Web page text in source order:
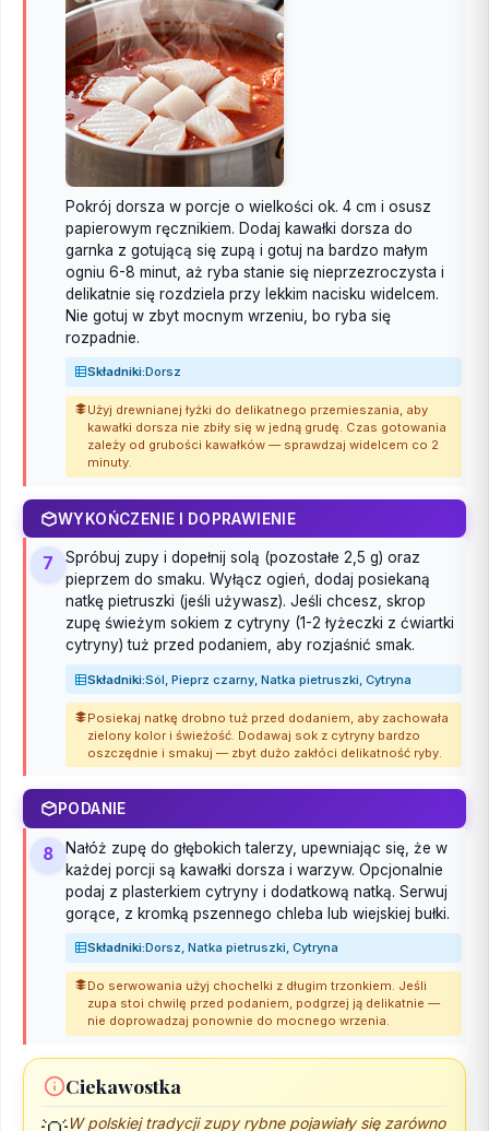
Pokrój dorsza w porcje o wielkości ok. 4 cm i osusz
papierowym ręcznikiem. Dodaj kawałki dorsza do
garnka z gotującą się zupą i gotuj na bardzo małym
ogniu 6-8 minut, aż ryba stanie się nieprzezroczysta i
delikatnie się rozdziela przy lekkim nacisku widelcem.
Nie gotuj w zbyt mocnym wrzeniu, bo ryba się
rozpadnie.
Składniki:Dorsz
Użyj drewnianej łyżki do delikatnego przemieszania, aby
kawałki dorsza nie zbiły się w jedną grudę. Czas gotowania
zależy od grubości kawałków — sprawdzaj widelcem co 2
minuty.
WYKOŃCZENIE I DOPRAWIENIE
7
Spróbuj zupy i dopełnij solą (pozostałe 2,5 g) oraz
pieprzem do smaku. Wyłącz ogień, dodaj posiekaną
natkę pietruszki (jeśli używasz). Jeśli chcesz, skrop
zupę świeżym sokiem z cytryny (1-2 łyżeczki z ćwiartki
cytryny) tuż przed podaniem, aby rozjaśnić smak.
Składniki:Sól, Pieprz czarny, Natka pietruszki, Cytryna
Posiekaj natkę drobno tuż przed dodaniem, aby zachowała
zielony kolor i świeżość. Dodawaj sok z cytryny bardzo
oszczędnie i smakuj — zbyt dużo zakłóci delikatność ryby.
PODANIE
8
Nałóż zupę do głębokich talerzy, upewniając się, że w
każdej porcji są kawałki dorsza i warzyw. Opcjonalnie
podaj z plasterkiem cytryny i dodatkową natką. Serwuj
gorące, z kromką pszennego chleba lub wiejskiej bułki.
Składniki:Dorsz, Natka pietruszki, Cytryna
Do serwowania użyj chochelki z długim trzonkiem. Jeśli
zupa stoi chwilę przed podaniem, podgrzej ją delikatnie —
nie doprowadzaj ponownie do mocnego wrzenia.
Ciekawostka
W polskiej tradycji zupy rybne pojawiały się zarówno